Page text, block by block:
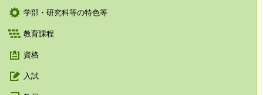
学部・研究科等の特色等
教育課程
資格
入試